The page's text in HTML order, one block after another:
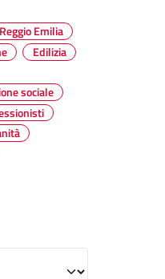
Emilia
Edilizia
sociale